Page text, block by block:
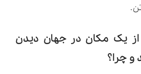
از یک مکان در جهان دیدن
و چرا؟